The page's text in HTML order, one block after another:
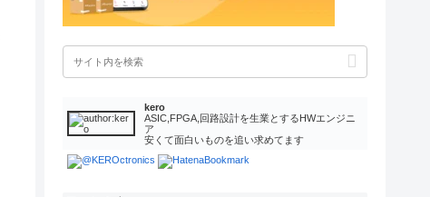
kero
ASIC,FPGA,回路設計を生業とするHWエンジニ
ア
安くて面白いものを追い求めてます